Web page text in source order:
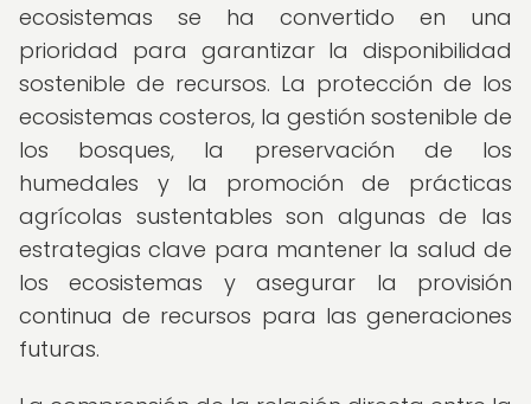
ecosistemas se ha convertido en una
prioridad para garantizar la disponibilidad
sostenible de recursos. La protección de los
ecosistemas costeros, la gestión sostenible de
los bosques, la preservación de los
humedales y la promoción de prácticas
agrícolas sustentables son algunas de las
estrategias clave para mantener la salud de
los ecosistemas y asegurar la provisión
continua de recursos para las generaciones
futuras.